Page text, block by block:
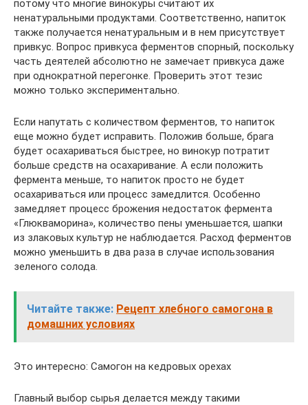
потому что многие винокуры считают их
ненатуральными продуктами. Соответственно, напиток
также получается ненатуральным и в нем присутствует
привкус. Вопрос привкуса ферментов спорный, поскольку
часть деятелей абсолютно не замечает привкуса даже
при однократной перегонке. Проверить этот тезис
можно только экспериментально.
Если напутать с количеством ферментов, то напиток
еще можно будет исправить. Положив больше, брага
будет осахариваться быстрее, но винокур потратит
больше средств на осахаривание. А если положить
фермента меньше, то напиток просто не будет
осахариваться или процесс замедлится. Особенно
замедляет процесс брожения недостаток фермента
«Глюкваморина», количество пены уменьшается, шапки
из злаковых культур не наблюдается. Расход ферментов
можно уменьшить в два раза в случае использования
зеленого солода.
Читайте также: Рецепт хлебного самогона в
домашних условиях
Это интересно: Самогон на кедровых орехах
Главный выбор сырья делается между такими